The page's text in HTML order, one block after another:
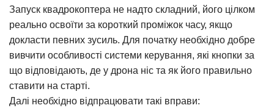
Запуск квадрокоптера не надто складний, його цілком
реально освоїти за короткий проміжок часу, якщо
докласти певних зусиль. Для початку необхідно добре
вивчити особливості системи керування, які кнопки за
що відповідають, де у дрона ніс та як його правильно
ставити на старті.
Далі необхідно відпрацювати такі вправи: